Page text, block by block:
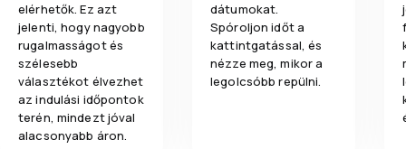
elérhetők. Ez azt
jelenti, hogy nagyobb
rugalmasságot és
szélesebb
választékot élvezhet
az indulási időpontok
terén, mindezt jóval
alacsonyabb áron.
dátumokat.
Spóroljon időt a
kattintgatással, és
nézze meg, mikor a
legolcsóbb repülni.